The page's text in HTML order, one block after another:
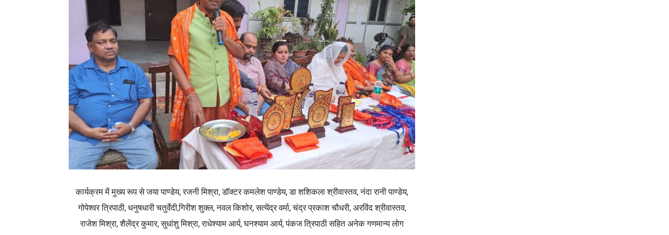
कार्यक्रम में मुख्य रूप से जया पाण्डेय, रजनी मिश्रा, डॉक्टर कमलेश पाण्डेय, डा शशिकला श्रीवास्तव, नंदा रानी पाण्डेय,
गोपेश्वर त्रिपाठी, धनुषधारी चतुर्वेदी,गिरीश शुक्ल, नवल किशोर, सत्येंद्र वर्मा, चंद्र प्रकाश चौधरी, अरविंद श्रीवास्तव,
राजेश मिश्रा, शैलेंद्र कुमार, सुधांशु मिश्रा, राधेश्याम आर्य, घनश्याम आर्य, पंकज त्रिपाठी सहित अनेक गणमान्य लोग